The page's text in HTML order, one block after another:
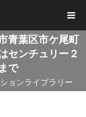
青葉区市ケ尾町
センチュリー２
で
ョンライブラリー